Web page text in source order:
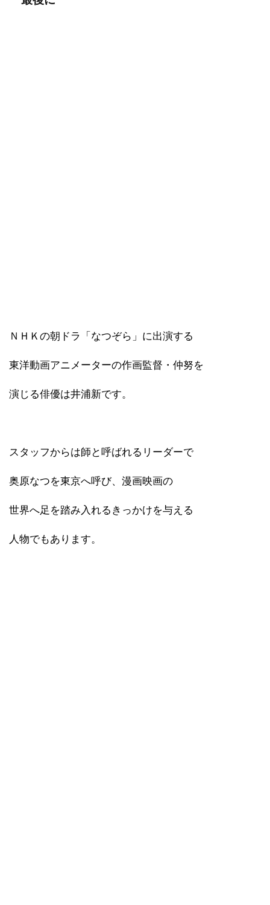
ＮＨＫの朝ドラ「なつぞら」に出演する
東洋動画アニメーターの作画監督・仲努を
演じる俳優は井浦新です。
スタッフからは師と呼ばれるリーダーで
奥原なつを東京へ呼び、漫画映画の
世界へ足を踏み入れるきっかけを与える
人物でもあります。